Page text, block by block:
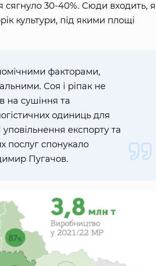
сягнуло 30-40%. Сюди входить,
культури, під якими площі
факторами,
Соя і ріпак не
на сушіння та
одиниць для
експорту та
послуг спонукало
Пугачов.